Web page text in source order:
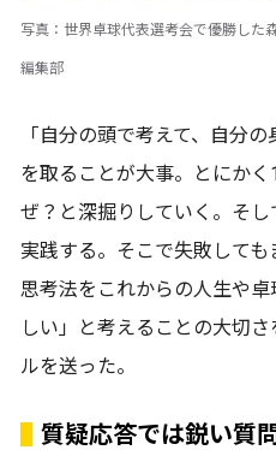
写真：世界卓球代表選考会で優勝した
編集部
「自分の頭で考えて、自分
を取ることが大事。とにか
ぜ？と深掘りしていく。そ
実践する。そこで失敗して
思考法をこれからの人生や
しい」と考えることの大切
ルを送った。
質疑応答では鋭い質